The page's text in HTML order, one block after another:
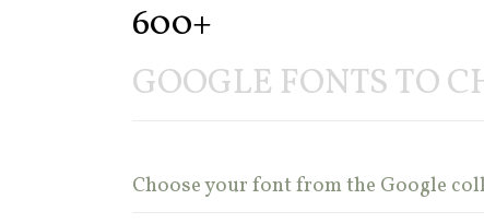
600+
GOOGLE FONTS TO
Choose your font from the Google